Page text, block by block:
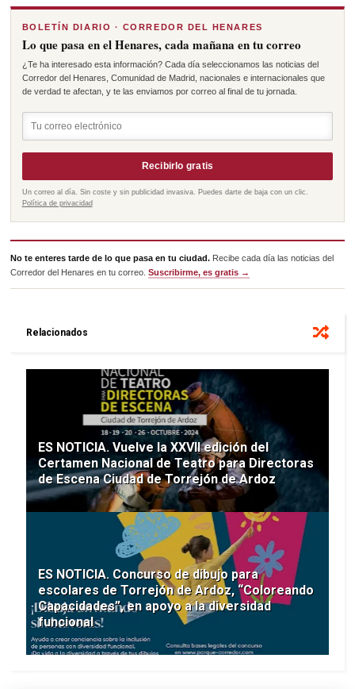
BOLETÍN DIARIO · CORREDOR DEL HENARES
Lo que pasa en el Henares, cada mañana en tu correo
¿Te ha interesado esta información? Cada día seleccionamos las noticias del
Corredor del Henares, Comunidad de Madrid, nacionales e internacionales que
de verdad te afectan, y te las enviamos por correo al final de tu jornada.
Recibirlo gratis
Un correo al día. Sin coste y sin publicidad invasiva. Puedes darte de baja con un clic.
Política de privacidad
No te enteres tarde de lo que pasa en tu ciudad. Recibe cada día las noticias del
Corredor del Henares en tu correo.Suscribirme, es gratis →
Relacionados
ES NOTICIA. Vuelve la XXVII edición del
Certamen Nacional de Teatro para Directoras
de Escena Ciudad de Torrejón de Ardoz
ES NOTICIA. Concurso de dibujo para
escolares de Torrejón de Ardoz, “Coloreando
Capacidades”, en apoyo a la diversidad
funcional